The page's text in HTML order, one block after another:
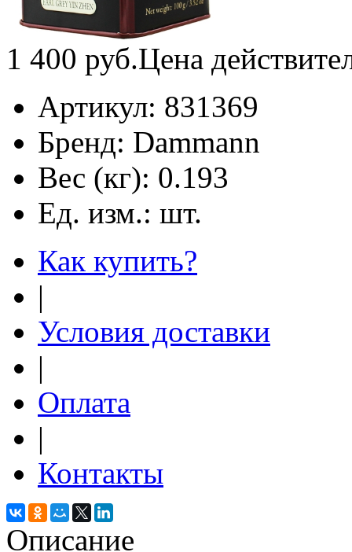
1 400 руб.Цена
Артикул: 831369
Бренд: Dammann
Вес (кг): 0.193
Ед. изм.: шт.
Как купить?
|
Условия доставки
|
Оплата
|
Контакты
Описание